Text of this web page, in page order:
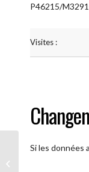
P46215/
Visites :
Si les données